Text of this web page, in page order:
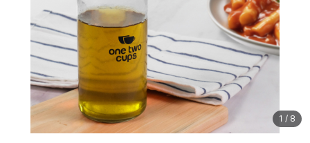
1 / 8